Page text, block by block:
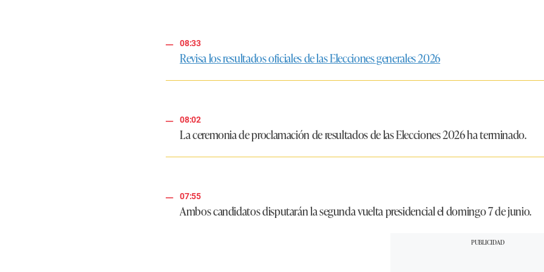
08:33
Revisa los resultados oficiales de las Elecciones generales 2026
08:02
La ceremonia de proclamación de resultados de las Elecciones 2026 ha terminado.
07:55
Ambos candidatos disputarán la segunda vuelta presidencial el domingo 7 de junio.